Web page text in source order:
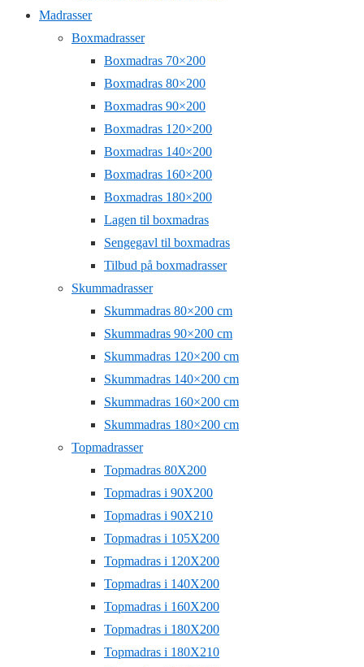
Madrasser
Boxmadrasser
Boxmadras 70×200
Boxmadras 80×200
Boxmadras 90×200
Boxmadras 120×200
Boxmadras 140×200
Boxmadras 160×200
Boxmadras 180×200
Lagen til boxmadras
Sengegavl til boxmadras
Tilbud på boxmadrasser
Skummadrasser
Skummadras 80×200 cm
Skummadras 90×200 cm
Skummadras 120×200 cm
Skummadras 140×200 cm
Skummadras 160×200 cm
Skummadras 180×200 cm
Topmadrasser
Topmadras 80X200
Topmadras i 90X200
Topmadras i 90X210
Topmadras i 105X200
Topmadras i 120X200
Topmadras i 140X200
Topmadras i 160X200
Topmadras i 180X200
Topmadras i 180X210